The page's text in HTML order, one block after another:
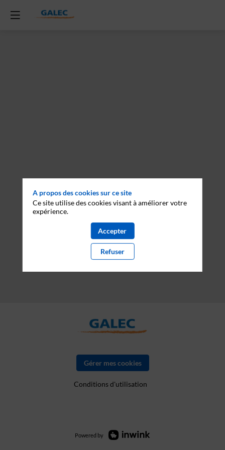
Gérer mes cookies
Conditions d'utilisation
Powered by
A propos des cookies sur ce site
Ce site utilise des cookies visant à améliorer votre
expérience.
Accepter
Refuser